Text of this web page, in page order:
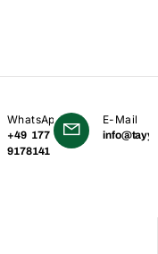
WhatsApp
+49 177
9178141
E-Mail